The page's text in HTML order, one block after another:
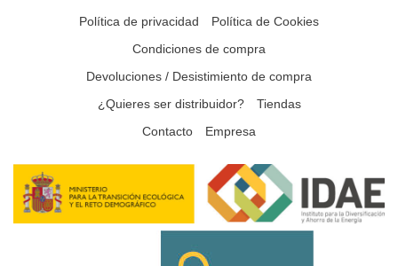
Política de privacidad
Política de Cookies
Condiciones de compra
Devoluciones / Desistimiento de compra
¿Quieres ser distribuidor?
Tiendas
Contacto
Empresa